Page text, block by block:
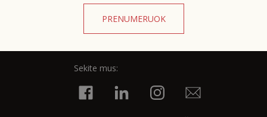
PRENUMERUOK
Sekite mus: